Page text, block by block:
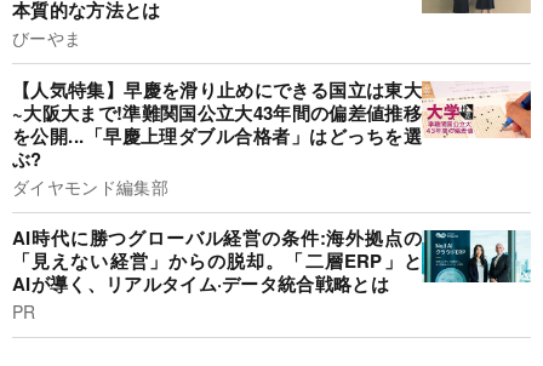
本質的な方法とは
びーやま
【人気特集】早慶を滑り止めにできる国立は東大
~大阪大まで!準難関国公立大43年間の偏差値推移
を公開...「早慶上理ダブル合格者」はどっちを選
ぶ?
ダイヤモンド編集部
AI時代に勝つグローバル経営の条件:海外拠点の
「見えない経営」からの脱却。「二層ERP」と
AIが導く、リアルタイム·データ統合戦略とは
PR